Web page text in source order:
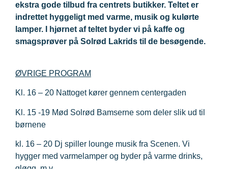
ekstra gode tilbud fra centrets butikker. Teltet er
indrettet hyggeligt med varme, musik og kulørte
lamper. I hjørnet af teltet byder vi på kaffe og
smagsprøver på Solrød Lakrids til de besøgende.
ØVRIGE PROGRAM
Kl. 16 – 20 Nattoget kører gennem centergaden
Kl. 15 -19 Mød Solrød Bamserne som deler slik ud til
børnene
kl. 16 – 20 Dj spiller lounge musik fra Scenen. Vi
hygger med varmelamper og byder på varme drinks,